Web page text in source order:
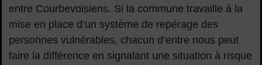
entre Courbevoisiens. Si la commune travaille à la
mise en place d’un système de repérage des
personnes vulnérables, chacun d’entre nous peut
faire la différence en signalant une situation à risque